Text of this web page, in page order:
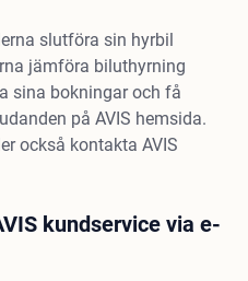
slutföra sin hyrbil
jämföra biluthyrning
sina bokningar och få
på AVIS hemsida.
också kontakta AVIS
kundservice via e-